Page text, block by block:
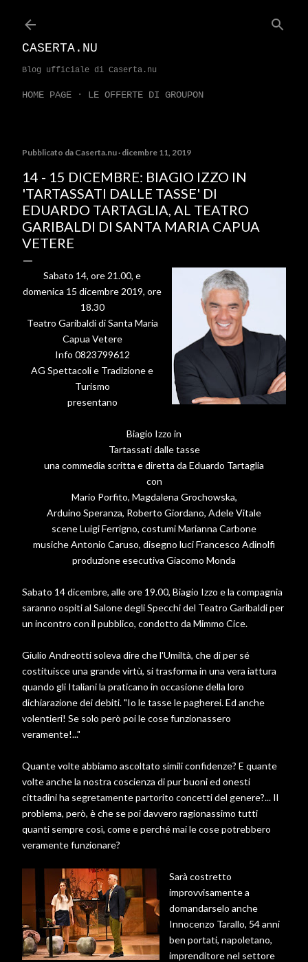
CASERTA.NU
Blog ufficiale di Caserta.nu
HOME PAGE LE OFFERTE DI GROUPON
Pubblicato da Caserta.nu dicembre 11, 2019
14 - 15 DICEMBRE: BIAGIO IZZO IN
'TARTASSATI DALLE TASSE' DI
EDUARDO TARTAGLIA, AL TEATRO
GARIBALDI DI SANTA MARIA CAPUA
VETERE
Sabato 14, ore 21.00, e
domenica 15 dicembre 2019, ore
18.30
Teatro Garibaldi di Santa Maria
Capua Vetere
Info 0823799612
AG Spettacoli e Tradizione e
Turismo
presentano
Biagio Izzo in
Tartassati dalle tasse
una commedia scritta e diretta da Eduardo Tartaglia
con
Mario Porfito, Magdalena Grochowska,
Arduino Speranza, Roberto Giordano, Adele Vitale
scene Luigi Ferrigno, costumi Marianna Carbone
musiche Antonio Caruso, disegno luci Francesco Adinolfi
produzione esecutiva Giacomo Monda
Sabato 14 dicembre, alle ore 19.00, Biagio Izzo e la compagnia
saranno ospiti al Salone degli Specchi del Teatro Garibaldi per
un incontro con il pubblico, condotto da Mimmo Cice.
Giulio Andreotti soleva dire che l'Umiltà, che di per sé
costituisce una grande virtù, si trasforma in una vera iattura
quando gli Italiani la praticano in occasione della loro
dichiarazione dei debiti. "Io le tasse le pagherei. Ed anche
volentieri! Se solo però poi le cose funzionassero
veramente!..."
Quante volte abbiamo ascoltato simili confidenze? E quante
volte anche la nostra coscienza di pur buoni ed onesti
cittadini ha segretamente partorito concetti del genere?... Il
problema, però, è che se poi davvero ragionassimo tutti
quanti sempre così, come e perché mai le cose potrebbero
veramente funzionare?
Sarà costretto
improvvisamente a
domandarselo anche
Innocenzo Tarallo, 54 anni
ben portati, napoletano,
imprenditore nel settore